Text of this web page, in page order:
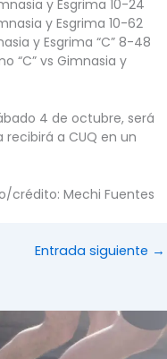
y Esgrima 10-24
y Esgrima 10-62
y Esgrima “C” 8-48
“C” vs Gimnasia y
4 de octubre, será
a CUQ en un
crédito: Mechi Fuentes
Entrada siguiente →